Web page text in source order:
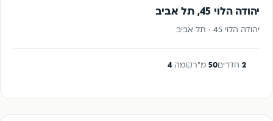
יהודה הלוי 45, תל אביב
יהודה הלוי 45 · תל אביב
2 חדרים50 מ"רקומה4